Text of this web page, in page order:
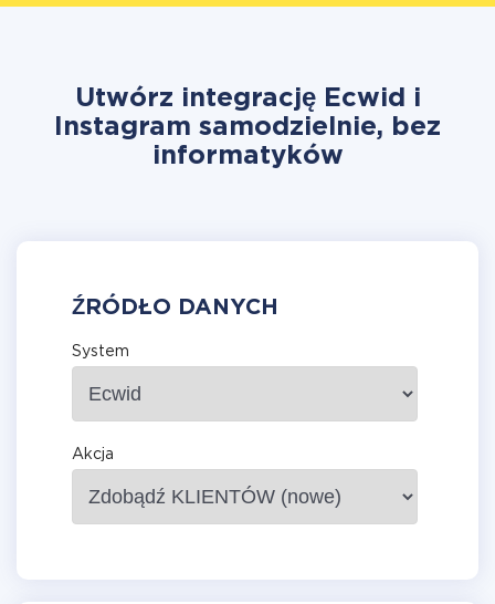
Utwórz integrację Ecwid i
Instagram samodzielnie, bez
informatyków
ŹRÓDŁO DANYCH
System
Akcja